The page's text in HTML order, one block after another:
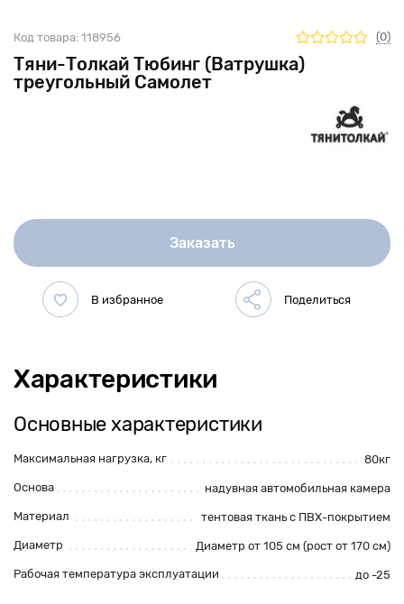
Тяни-Толкай Тюбинг (Ватрушка)
треугольный Самолет
Код товара: 118956 (0)
Заказать
Характеристики
Основные характеристики
Максимальная нагрузка, кг 80кг
Основа надувная автомобильная камера
Материал тентовая ткань с ПВХ-покрытием
Диаметр Диаметр от 105 см (рост от 170 см)
Рабочая температура эксплуатации до -25